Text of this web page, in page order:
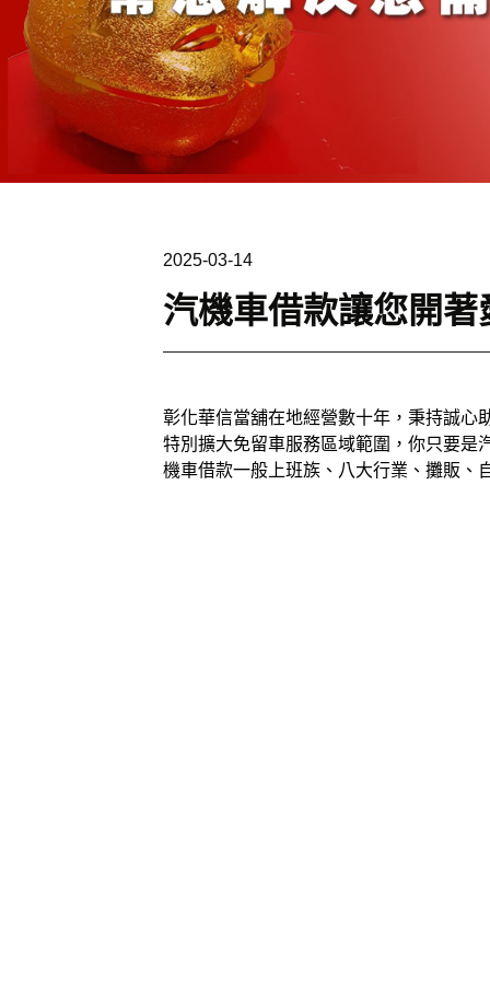
2025-03-14
汽機車借款讓您開
彰化華信當舖在地經營數十年，秉持誠心
特別擴大免留車服務區域範圍，你只要是
機車借款一般上班族、八大行業、攤販、